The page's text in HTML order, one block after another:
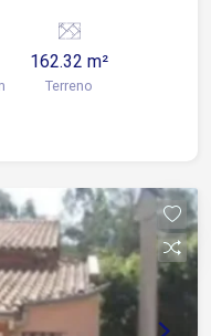
e praticidade em
de Votorantim.
162.32 m²
Terreno